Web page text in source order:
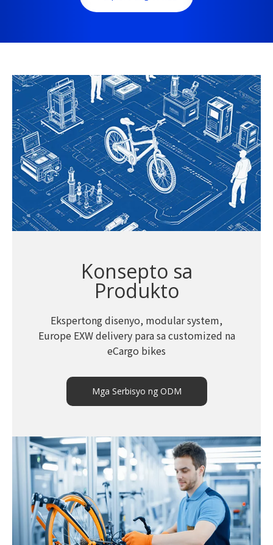
Konsepto sa
Produkto
Ekspertong disenyo, modular system,
Europe EXW delivery para sa customized na
eCargo bikes
Mga Serbisyo ng ODM